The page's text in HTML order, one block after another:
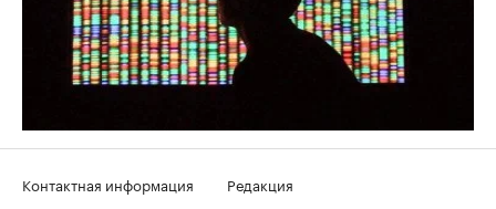
Контактная информация
Редакция